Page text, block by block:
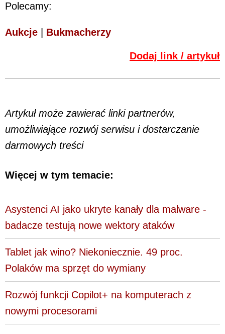
Polecamy:
Aukcje Bukmacherzy
Dodaj link / artykuł
Artykuł może zawierać linki partnerów,
umożliwiające rozwój serwisu i dostarczanie
darmowych treści
Więcej w tym temacie:
Asystenci AI jako ukryte kanały dla malware -
badacze testują nowe wektory ataków
Tablet jak wino? Niekoniecznie. 49 proc.
Polaków ma sprzęt do wymiany
Rozwój funkcji Copilot+ na komputerach z
nowymi procesorami